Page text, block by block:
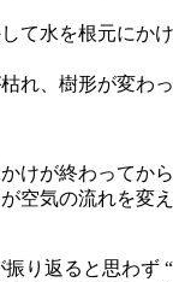
て水を根元にか
れ、樹形が変わ
けが終わってか
空気の流れを変
り返ると思わず